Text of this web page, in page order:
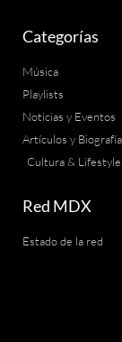
Categorías
Música
Playlists
Noticias y Eventos
Artículos y
Cultura & Lifestyle
Red MDX
Estado de la red